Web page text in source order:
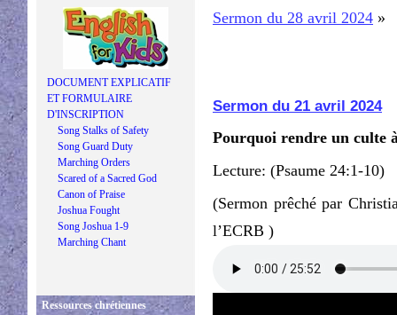
DOCUMENT EXPLICATIF
ET FORMULAIRE
D'INSCRIPTION
Song Stalks of Safety
Song Guard Duty
Marching Orders
Scared of a Sacred God
Canon of Praise
Joshua Fought
Song Joshua 1-9
Marching Chant
Ressources chrétiennes
Sermon du 28 avril 2024 »
Sermon du 21 avril 2024
Pourquoi rendre un culte
Lecture: (Psaume 24:1-10)
(Sermon prêché par
l’ECRB )